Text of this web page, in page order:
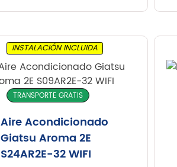
INSTALACIÓN INCLUIDA
TRANSPORTE GRATIS
Aire Acondicionado
Giatsu Aroma 2E
S24AR2E-32 WIFI